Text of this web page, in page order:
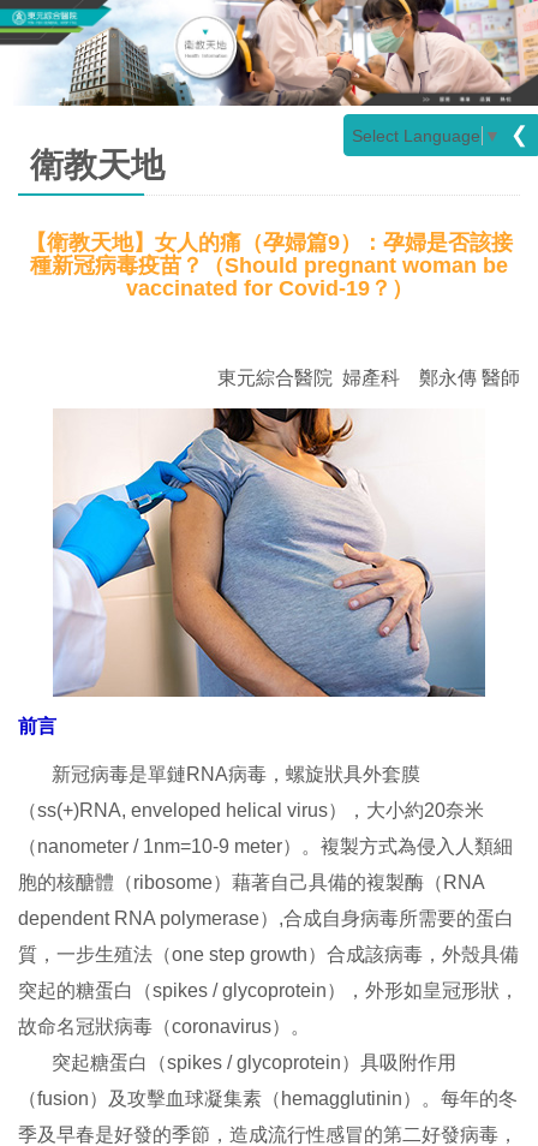
Select Language ▼ ❮
衛教天地
【衛教天地】女人的痛（孕婦篇9）：孕婦是否該接
種新冠病毒疫苗？（Should pregnant woman be
vaccinated for Covid-19？）
東元綜合醫院 婦產科 鄭永傳 醫師
前言
新冠病毒是單鏈RNA病毒，螺旋狀具外套膜
（ss(+)RNA, enveloped helical virus），大小約20奈米
（nanometer / 1nm=10-9 meter）。複製方式為侵入人類細
胞的核醣體（ribosome）藉著自己具備的複製酶（RNA
dependent RNA polymerase）,合成自身病毒所需要的蛋白
質，一步生殖法（one step growth）合成該病毒，外殼具備
突起的糖蛋白（spikes / glycoprotein），外形如皇冠形狀，
故命名冠狀病毒（coronavirus）。
突起糖蛋白（spikes / glycoprotein）具吸附作用
（fusion）及攻擊血球凝集素（hemagglutinin）。每年的冬
季及早春是好發的季節，造成流行性感冒的第二好發病毒，